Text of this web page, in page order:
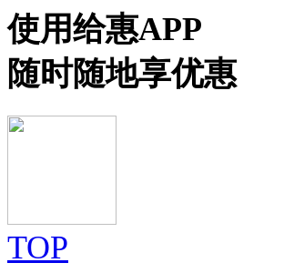
使用给惠APP
随时随地享优惠
TOP